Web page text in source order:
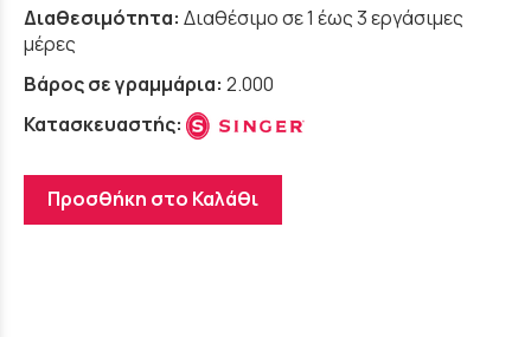
Διαθεσιμότητα: Διαθέσιμο σε 1 έως 3 εργάσιμες
μέρες
Βάρος σε γραμμάρια: 2.000
Κατασκευαστής:
Προσθήκη στο Καλάθι